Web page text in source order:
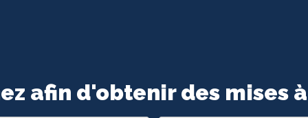
afin d'obtenir des mises